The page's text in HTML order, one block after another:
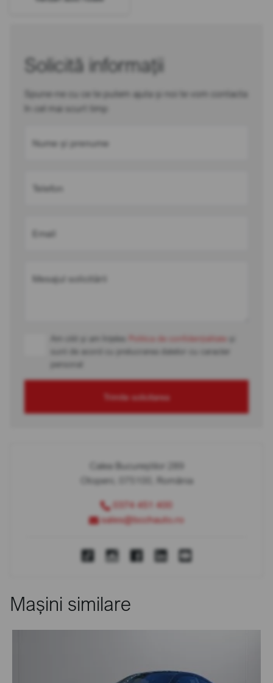
Solicită informații
Spune-ne cu ce te putem ajuta și noi te vom contacta
în cel mai scurt timp
Nume și prenume
Telefon
Email
Mesajul solicitării
Am citit și am înțeles Politica de confidențialitate
sunt de acord cu prelucrarea datelor cu caracter
personal
Trimite solicitarea
Calea Bucureștilor 289
Otopeni, 075100, România
0374 451 400
sales@bcchauto.ro
Mașini similare